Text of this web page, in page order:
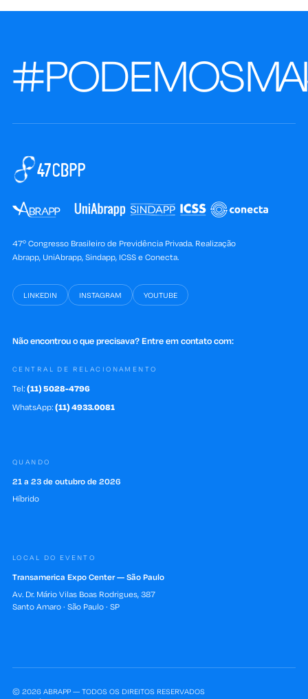
#PODEMOS
47º Congresso Brasileiro de Previdência Privada. Realização
Abrapp, UniAbrapp, Sindapp, ICSS e Conecta.
LINKEDIN INSTAGRAM YOUTUBE
Não encontrou o que precisava? Entre em contato com:
CENTRAL DE RELACIONAMENTO
Tel: (11) 5028-4796
WhatsApp: (11) 4933.0081
QUANDO
21 a 23 de outubro de 2026
Híbrido
LOCAL DO EVENTO
Transamerica Expo Center — São Paulo
Av. Dr. Mário Vilas Boas Rodrigues, 387
Santo Amaro · São Paulo · SP
© 2026 ABRAPP — TODOS OS DIREITOS RESERVADOS